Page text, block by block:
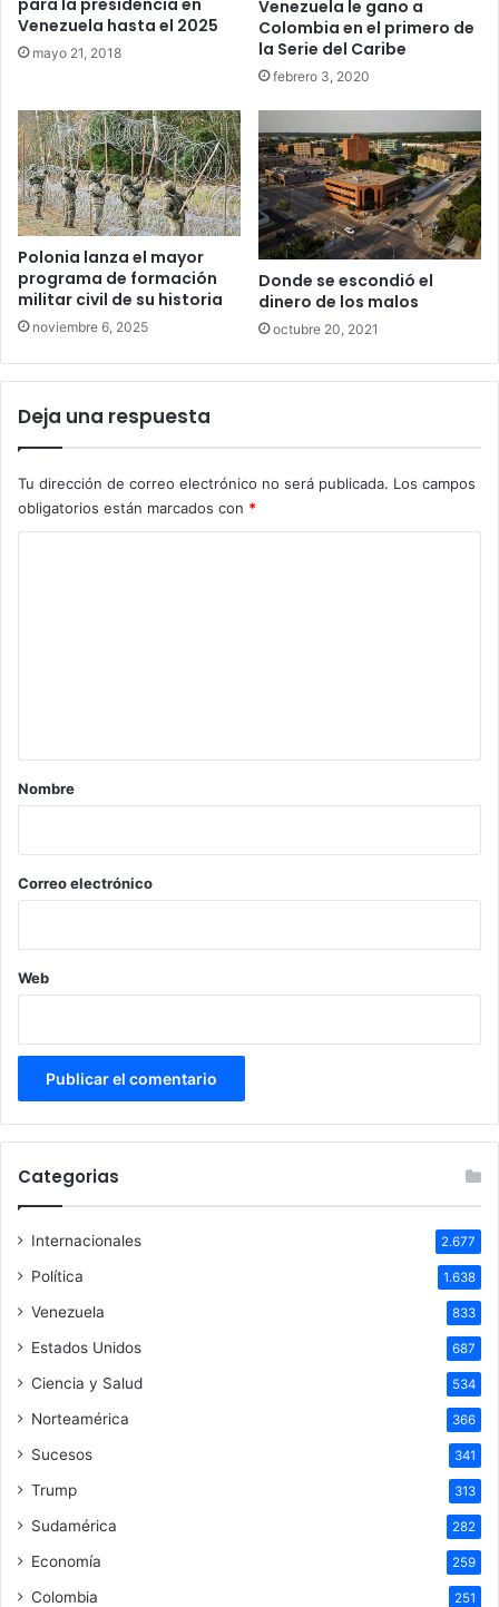
para la presidencia en
Venezuela hasta el 2025
mayo 21, 2018
Venezuela le gano a
Colombia en el primero de
la Serie del Caribe
febrero 3, 2020
Polonia lanza el mayor
programa de formación
militar civil de su historia
noviembre 6, 2025
Donde se escondió el
dinero de los malos
octubre 20, 2021
Deja una respuesta
Tu dirección de correo electrónico no será publicada. Los campos
obligatorios están marcados con *
r
*
Nombre
Correo electrónico
Web
Categorias
Internacionales 2.677
Política 1.638
Venezuela 833
Estados Unidos 687
Ciencia y Salud 534
Norteamérica 366
Sucesos 341
Trump 313
Sudamérica 282
Economía 259
Colombia 251